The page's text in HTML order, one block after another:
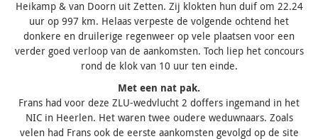
Heikamp & van Doorn uit Zetten. Zij klokten hun duif om 22.24
uur op 997 km. Helaas verpeste de volgende ochtend het
donkere en druilerige regenweer op vele plaatsen voor een
verder goed verloop van de aankomsten. Toch liep het concours
rond de klok van 10 uur ten einde.
Met een nat pak.
Frans had voor deze ZLU-wedvlucht 2 doffers ingemand in het
NIC in Heerlen. Het waren twee oudere weduwnaars. Zoals
velen had Frans ook de eerste aankomsten gevolgd op de site